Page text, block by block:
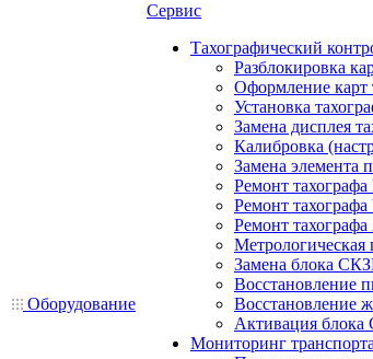
Оборудование
Сервис
Тахографический
Разблокировка
Оформление карт
Установка
Замена дисплея
Калибровка
Замена элемента
Ремонт
Ремонт
Ремонт
Метрологическая
Замена блока
Восстановление
Восстановление
Активация блока
Мониторинг транспорта